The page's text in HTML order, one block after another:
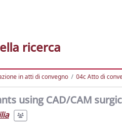
ricerca
in atti di convegno 04c Atto di
using CAD/CAM